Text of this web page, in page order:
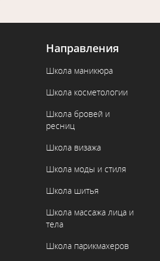
Направления
Школа маникюра
Школа косметологии
Школа бровей и
ресниц
Школа визажа
Школа моды и стиля
Школа шитья
Школа массажа лица и
тела
Школа парикмахеров